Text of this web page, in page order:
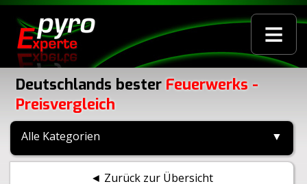
≡
Deutschlands bester Feuerwerks -
Preisvergleich
Alle Kategorien ▼
◄ Zurück zur Übersicht